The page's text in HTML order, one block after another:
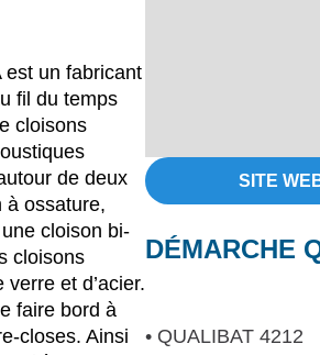
est un fabricant
fil du temps
cloisons
de deux
à ossature,
cloison bi-
cloisons
et d’acier.
faire bord à
closes. Ainsi
SITE
DÉMARCHE
• QUALIBAT 4212